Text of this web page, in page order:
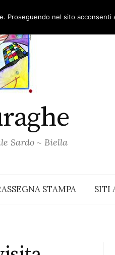
Sardo ~ Biella
STAMPA SITI
Proseguendo nel sito acconsenti